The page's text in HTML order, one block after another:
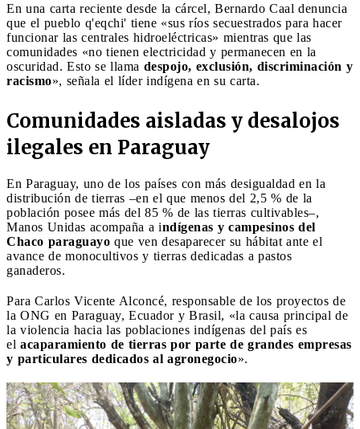
En una carta reciente desde la cárcel, Bernardo Caal denuncia
que el pueblo q'eqchi' tiene «sus ríos secuestrados para hacer
funcionar las centrales hidroeléctricas» mientras que las
comunidades «no tienen electricidad y permanecen en la
oscuridad. Esto se llama despojo, exclusión, discriminación y
racismo», señala el líder indígena en su carta.
Comunidades aisladas y desalojos
ilegales en Paraguay
En Paraguay, uno de los países con más desigualdad en la
distribución de tierras –en el que menos del 2,5 % de la
población posee más del 85 % de las tierras cultivables–,
Manos Unidas acompaña a indígenas y campesinos del
Chaco paraguayo que ven desaparecer su hábitat ante el
avance de monocultivos y tierras dedicadas a pastos
ganaderos.
Para Carlos Vicente Alconcé, responsable de los proyectos de
la ONG en Paraguay, Ecuador y Brasil, «la causa principal de
la violencia hacia las poblaciones indígenas del país es
el acaparamiento de tierras por parte de grandes empresas
y particulares dedicados al agronegocio».